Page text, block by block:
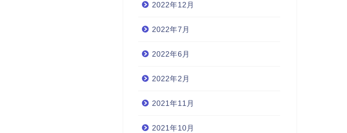
2022年12月
2022年7月
2022年6月
2022年2月
2021年11月
2021年10月